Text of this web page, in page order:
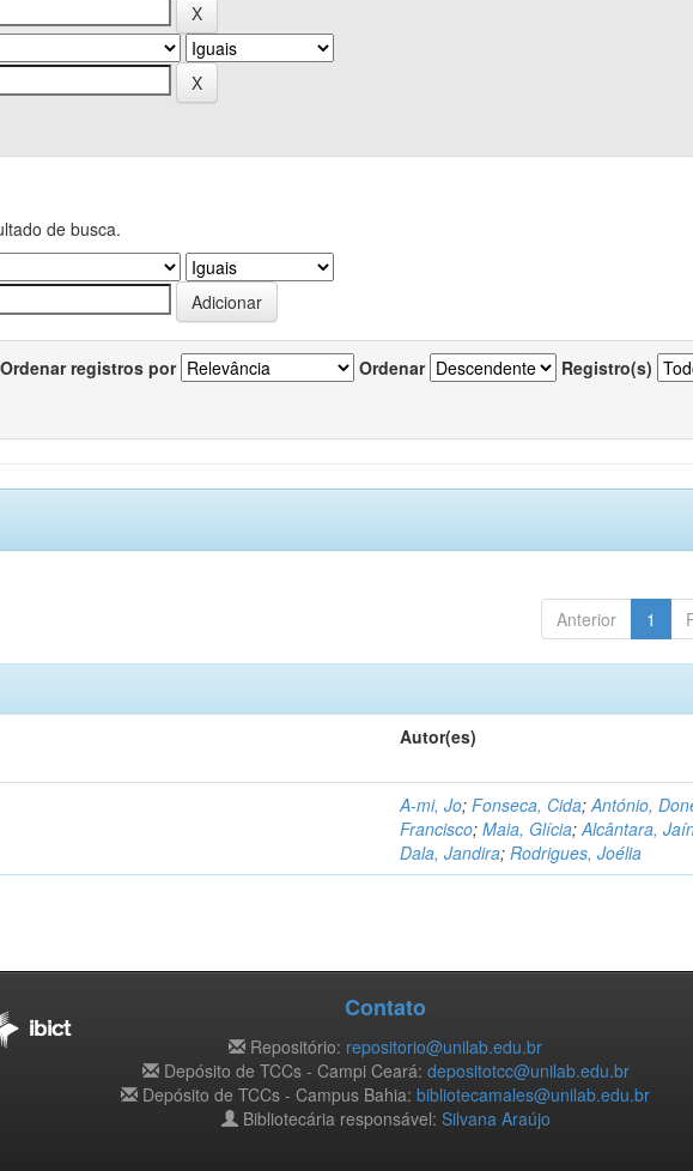
de busca.
Ordenar registros por Ordenar Registro(s)
Anterior 1
Autor(es)
A-mi, Jo;Fonseca, Cida;António,
Francisco;Maia, Glícia;Alcântara,
Dala, Jandira;Rodrigues, Joélia
Contato
Repositório: repositorio@unilab.edu.br
Depósito de TCCs - Campi Ceará: depositotcc@unilab.edu.br
Depósito de TCCs - Campus Bahia: bibliotecamales@unilab.edu.br
Bibliotecária responsável: Silvana Araújo